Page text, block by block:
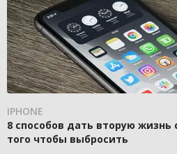
IPHONE
8 способов дать вторую жизнь
того чтобы выбросить